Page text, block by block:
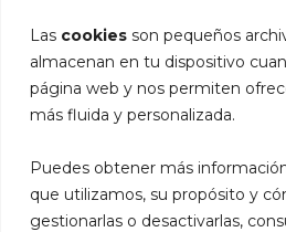
Las cookies son pequeños
almacenan en tu dispositivo
página web y nos permiten
más fluida y personalizada.
Puedes obtener más
que utilizamos, su propósito y
gestionarlas o desactivarlas,
a
m
a
g
r
a
Suscríbete a la
recibe un 5% de
toda la web
Email*